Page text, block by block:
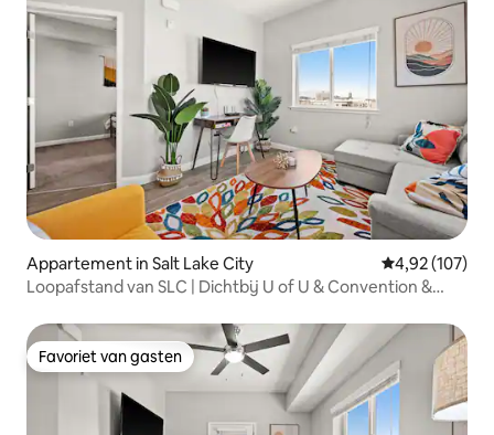
Appartement in Salt Lake City Gemiddelde
4,92 (107)
Loopafstand van SLC | Dichtbij U of U & Convention &
Favoriet van gasten
Favoriet van gasten